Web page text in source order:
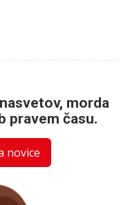
morda
pravem času.
novice